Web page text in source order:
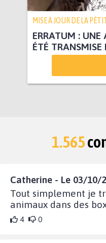
MISE À JOUR DE LA
ERRATUM :
ÉTÉ TRANSMISE
1.565
Catherine - Le 03/10/
Tout simplement je
animaux dans des
4 0